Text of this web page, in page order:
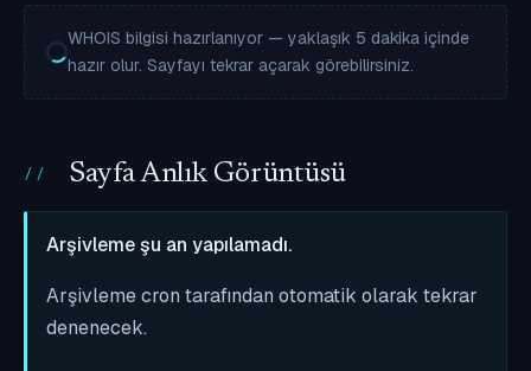
WHOIS bilgisi hazırlanıyor — yaklaşık 5 dakika içinde
hazır olur. Sayfayı tekrar açarak görebilirsiniz.
Sayfa Anlık Görüntüsü
Arşivleme şu an yapılamadı.
Arşivleme cron tarafından otomatik olarak tekrar
denenecek.